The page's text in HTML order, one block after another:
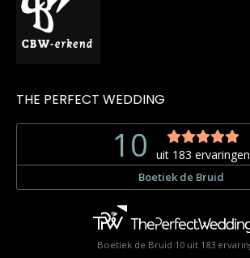
THE PERFECT WEDDING
Boetiek de Bruid 10 uit 183